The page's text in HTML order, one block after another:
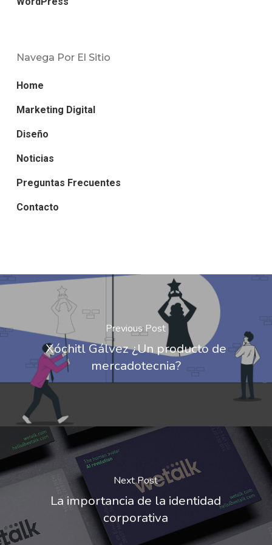
Navega Por El Sitio
Home
Marketing Digital
Diseño
Noticias
Preguntas Frecuentes
Contacto
Previous Post
Xóchitl Gálvez ¿Un producto de
mercadotecnia?
Next Post
La importancia de la identidad
corporativa